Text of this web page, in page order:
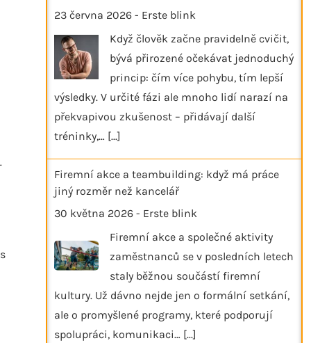
23 června 2026 - Erste blink
Když člověk začne pravidelně cvičit,
bývá přirozené očekávat jednoduchý
princip: čím více pohybu, tím lepší
výsledky. V určité fázi ale mnoho lidí narazí na
překvapivou zkušenost – přidávají další
tréninky,… [...]
Firemní akce a teambuilding: když má práce
jiný rozměr než kancelář
30 května 2026 - Erste blink
Firemní akce a společné aktivity
zaměstnanců se v posledních letech
staly běžnou součástí firemní
kultury. Už dávno nejde jen o formální setkání,
ale o promyšlené programy, které podporují
spolupráci, komunikaci… [...]